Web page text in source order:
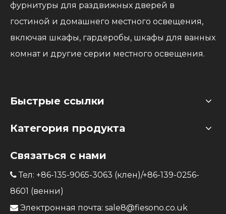
фурнитуры для раздвижных дверей в
гостиной и домашнего местного освещения,
включая шкафы, гардеробы, шкафы для ванных
комнат и другие серии местного освещения.
Быстрые ссылки
Категория продукта
Связаться с нами
Тел: +86-135-9065-3063 (клен)/+86-139-0256-
8601 (венни)
 Электронная почта: sale8@fiesono.co.uk